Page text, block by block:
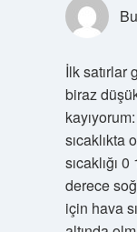
İlk satırlar
biraz
sıcaklıkta
sıcaklığı
derece
için hava